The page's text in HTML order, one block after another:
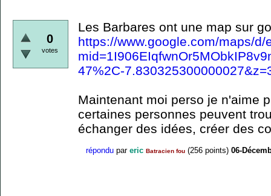
0
votes
Les Barbares ont une map sur
https://www.google.com/maps/d/
47%2C-
Maintenant moi perso je n'aime
certaines personnes peuvent
échanger des idées, créer des
répondu par eric Batracien fou (256 points) 06-